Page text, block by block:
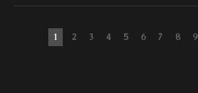
1 2 3 4 5 6 7 8 9